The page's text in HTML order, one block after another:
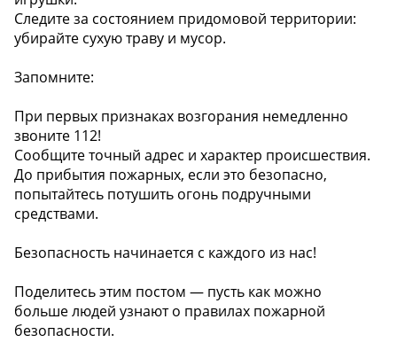
Следите за состоянием придомовой территории:
убирайте сухую траву и мусор.
Запомните:
При первых признаках возгорания немедленно
звоните 112!
Сообщите точный адрес и характер происшествия.
До прибытия пожарных, если это безопасно,
попытайтесь потушить огонь подручными
средствами.
Безопасность начинается с каждого из нас!
Поделитесь этим постом — пусть как можно
больше людей узнают о правилах пожарной
безопасности.